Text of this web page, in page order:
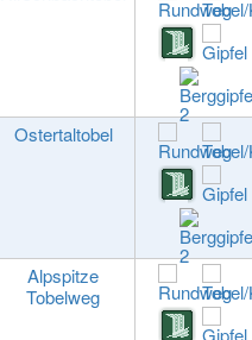
Ostertaltobel
Alpspitze
Tobelweg